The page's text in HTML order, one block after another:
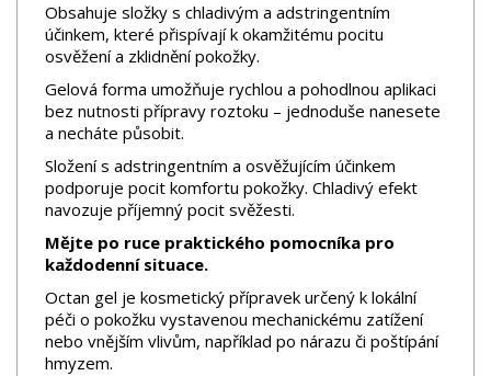
Obsahuje složky s chladivým a adstringentním
účinkem, které přispívají k okamžitému pocitu
osvěžení a zklidnění pokožky.
Gelová forma umožňuje rychlou a pohodlnou aplikaci
bez nutnosti přípravy roztoku – jednoduše nanesete
a necháte působit.
Složení s adstringentním a osvěžujícím účinkem
podporuje pocit komfortu pokožky. Chladivý efekt
navozuje příjemný pocit svěžesti.
Mějte po ruce praktického pomocníka pro
každodenní situace.
Octan gel je kosmetický přípravek určený k lokální
péči o pokožku vystavenou mechanickému zatížení
nebo vnějším vlivům, například po nárazu či poštípání
hmyzem.